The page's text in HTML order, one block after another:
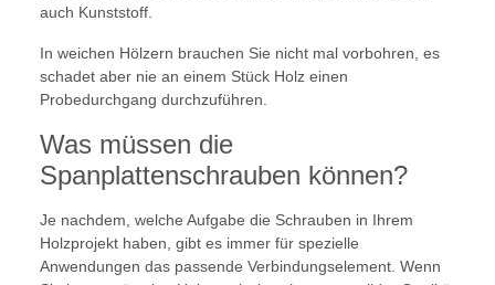
auch Kunststoff.
In weichen Hölzern brauchen Sie nicht mal vorbohren, es
schadet aber nie an einem Stück Holz einen
Probedurchgang durchzuführen.
Was müssen die
Spanplattenschrauben können?
Je nachdem, welche Aufgabe die Schrauben in Ihrem
Holzprojekt haben, gibt es immer für spezielle
Anwendungen das passende Verbindungselement. Wenn